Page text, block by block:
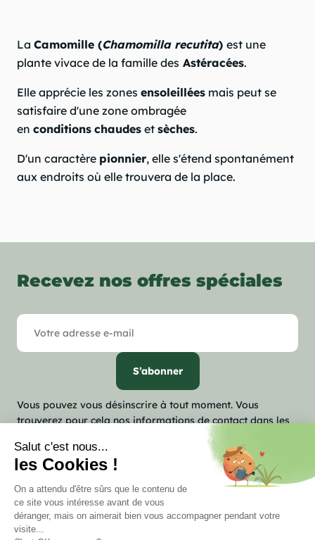
La Camomille (Chamomilla recutita) est une
plante vivace de la famille des Astéracées.
Elle apprécie les zones ensoleillées mais peut se
satisfaire d'une zone ombragée
en conditions chaudes et sèches.
D'un caractère pionnier, elle s'étend spontanément
aux endroits où elle trouvera de la place.
Recevez nos offres spéciales
Vous pouvez vous désinscrire à tout moment. Vous
trouverez pour cela nos informations de contact dans les

Votre compte